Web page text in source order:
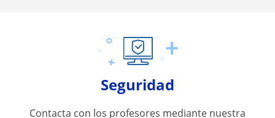
Seguridad
Contacta con los profesores mediante nuestra